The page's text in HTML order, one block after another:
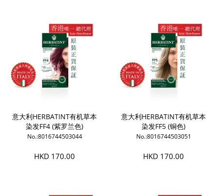
意大利HERBATINT有机草本
染发FF4 (紫罗兰色)
No.:8016744503044
HKD 170.00
意大利HERBATINT有机草本
染发FF5 (铜色)
No.:8016744503051
HKD 170.00